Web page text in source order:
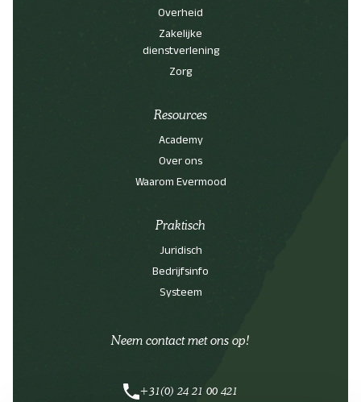
Overheid
Zakelijke
dienstverlening
Zorg
Resources
Academy
Over ons
Waarom Evermood
Praktisch
Juridisch
Bedrijfsinfo
Systeem
Neem contact met ons op!
+31(0) 24 21 00 421